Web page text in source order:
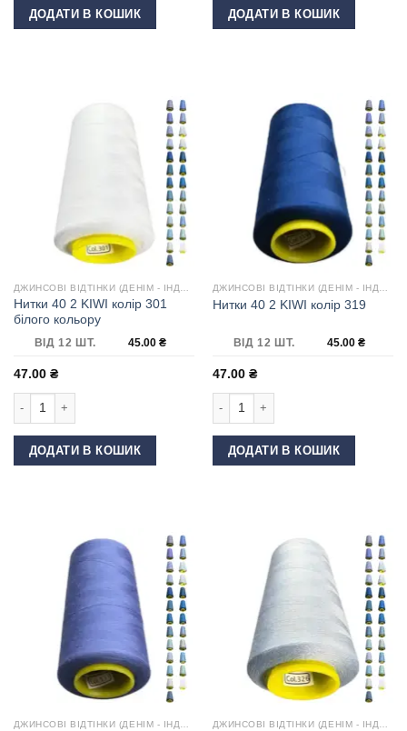
ДОДАТИ В КОШИК ДОДАТИ В КОШИК
ДЖИНСОВІ ВІДТІНКИ (ДЕНІМ - ІНДИГО)
Нитки 40 2 KIWI колір 301
білого кольору
ВІД 12 ШТ. 45.00 ₴
47.00 ₴
ДОДАТИ В КОШИК
ДЖИНСОВІ ВІДТІНКИ (ДЕНІМ - ІНДИГО)
Нитки 40 2 KIWI колір 319
ВІД 12 ШТ. 45.00 ₴
47.00 ₴
ДОДАТИ В КОШИК
ДЖИНСОВІ ВІДТІНКИ (ДЕНІМ - ІНДИГО) ДЖИНСОВІ ВІДТІНКИ (ДЕНІМ - ІНДИГО)